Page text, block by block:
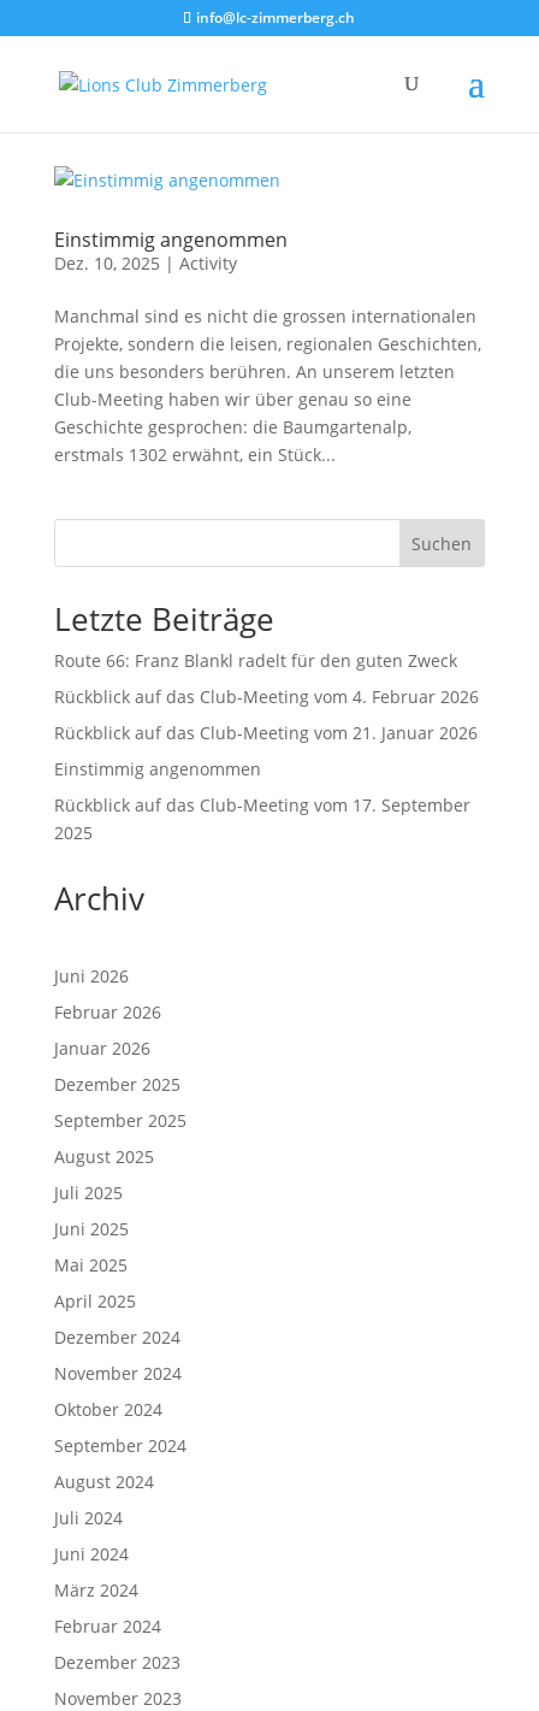
info@lc-zimmerberg.ch
Einstimmig angenommen
Dez. 10, 2025 | Activity
Manchmal sind es nicht die grossen internationalen
Projekte, sondern die leisen, regionalen Geschichten,
die uns besonders berühren. An unserem letzten
Club-Meeting haben wir über genau so eine
Geschichte gesprochen: die Baumgartenalp,
erstmals 1302 erwähnt, ein Stück...
Suchen
Letzte Beiträge
Route 66: Franz Blankl radelt für den guten Zweck
Rückblick auf das Club-Meeting vom 4. Februar 2026
Rückblick auf das Club-Meeting vom 21. Januar 2026
Einstimmig angenommen
Rückblick auf das Club-Meeting vom 17. September
2025
Archiv
Juni 2026
Februar 2026
Januar 2026
Dezember 2025
September 2025
August 2025
Juli 2025
Juni 2025
Mai 2025
April 2025
Dezember 2024
November 2024
Oktober 2024
September 2024
August 2024
Juli 2024
Juni 2024
März 2024
Februar 2024
Dezember 2023
November 2023